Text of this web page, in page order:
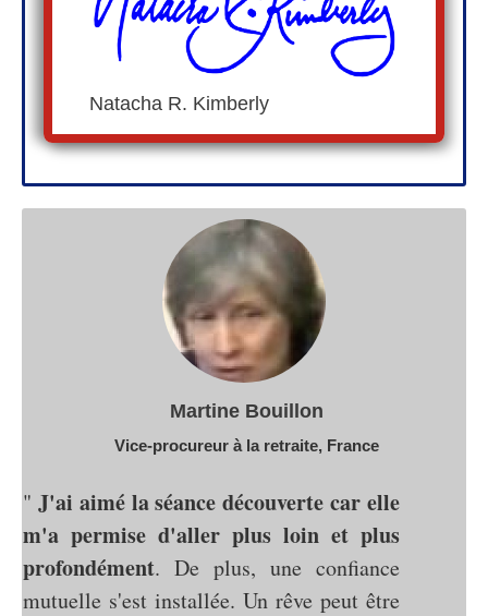
​ Natacha R. Kimberly
​​Martine Bouillon
Vice-procureur à la retraite, France
" J'ai aimé la séance découverte car elle
m'a permise d'aller plus loin et plus
profondément. De plus, une confiance
mutuelle s'est installée. Un rêve peut être